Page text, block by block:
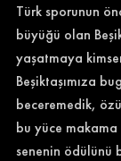
Türk sporunun
büyüğü olan
yaşatmaya
Beşiktaşımıza
beceremedik,
bu yüce
senenin ödülünü